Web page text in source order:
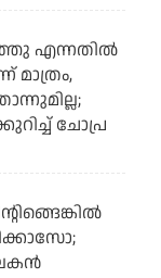
എന്നതില്‍
മാത്രം,
ചോപ്ര